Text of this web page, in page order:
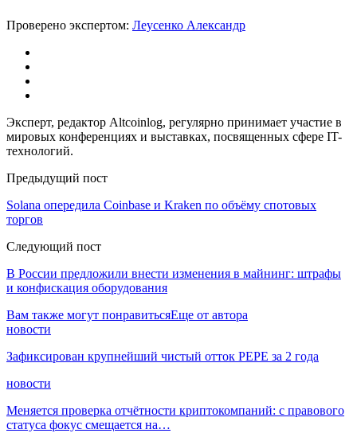
Проверено экспертом: Леусенко Александр
Эксперт, редактор Altcoinlog, регулярно принимает участие в
мировых конференциях и выставках, посвященных сфере IT-
технологий.
Предыдущий пост
Solana опередила Coinbase и Kraken по объёму спотовых
торгов
Следующий пост
В России предложили внести изменения в майнинг: штрафы
и конфискация оборудования
Вам также могут понравитьсяЕще от автора
новости
Зафиксирован крупнейший чистый отток PEPE за 2 года
новости
Меняется проверка отчётности криптокомпаний: с правового
статуса фокус смещается на…